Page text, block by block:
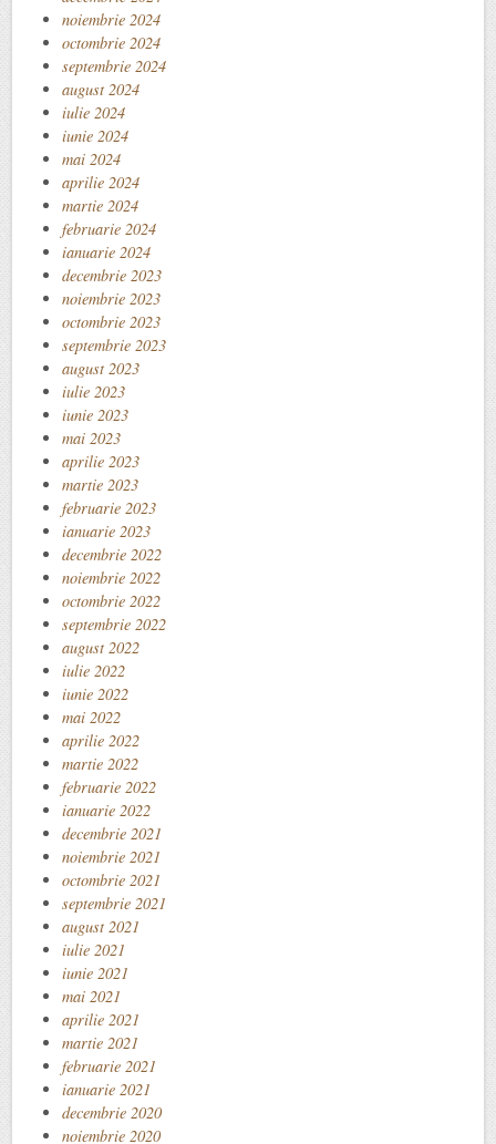
noiembrie 2024
octombrie 2024
septembrie 2024
august 2024
iulie 2024
iunie 2024
mai 2024
aprilie 2024
martie 2024
februarie 2024
ianuarie 2024
decembrie 2023
noiembrie 2023
octombrie 2023
septembrie 2023
august 2023
iulie 2023
iunie 2023
mai 2023
aprilie 2023
martie 2023
februarie 2023
ianuarie 2023
decembrie 2022
noiembrie 2022
octombrie 2022
septembrie 2022
august 2022
iulie 2022
iunie 2022
mai 2022
aprilie 2022
martie 2022
februarie 2022
ianuarie 2022
decembrie 2021
noiembrie 2021
octombrie 2021
septembrie 2021
august 2021
iulie 2021
iunie 2021
mai 2021
aprilie 2021
martie 2021
februarie 2021
ianuarie 2021
decembrie 2020
noiembrie 2020